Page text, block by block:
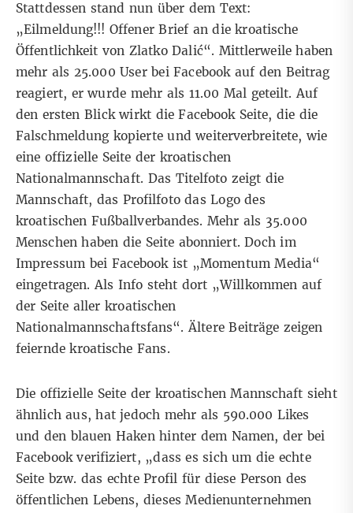
Stattdessen stand nun über dem Text:
„Eilmeldung!!! Offener Brief an die kroatische
Öffentlichkeit von Zlatko Dalić“. Mittlerweile haben
mehr als 25.000 User bei Facebook auf den Beitrag
reagiert, er wurde mehr als 11.00 Mal geteilt. Auf
den ersten Blick wirkt die Facebook Seite, die die
Falschmeldung kopierte und weiterverbreitete, wie
eine offizielle Seite der kroatischen
Nationalmannschaft. Das Titelfoto zeigt die
Mannschaft, das Profilfoto das Logo des
kroatischen Fußballverbandes. Mehr als 35.000
Menschen haben die Seite abonniert. Doch im
Impressum bei Facebook ist „Momentum Media“
eingetragen. Als Info steht dort „Willkommen auf
der Seite aller kroatischen
Nationalmannschaftsfans“. Ältere Beiträge zeigen
feiernde kroatische Fans.
Die offizielleSeite der kroatischen Mannschaft sieht
ähnlich aus, hat jedoch mehr als 590.000 Likes
und den blauen Haken hinter dem Namen, der bei
Facebookverifiziert, „dass es sich um die echte
Seite bzw. das echte Profil für diese Person des
öffentlichen Lebens, dieses Medienunternehmen